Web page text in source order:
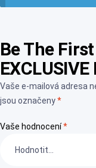
Be The First
EXCLUSIVE
Vaše e-mailová adresa
jsou označeny*
Vaše hodnocení*